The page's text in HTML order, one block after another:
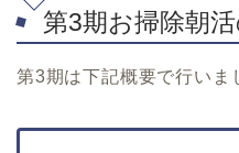
第3期お掃除朝
第3期は下記概要で行いま